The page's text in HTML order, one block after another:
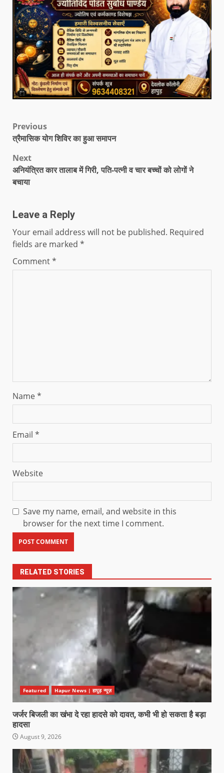
Previous
त्रैमासिक योग शिविर का हुआ समापन
Next
अनियंत्रित कार तालाब में गिरी, पति-पत्नी व चार बच्चों को लोगों ने
बचाया
Leave a Reply
Your email address will not be published. Required
fields are marked *
Comment*
Name*
Email *
Website
Save my name, email, and website in this
browser for the next time I comment.
RELATED STORIES
Featured Hapur News | हापुड़ न्यूज़
जर्जर बिजली का खंभा दे रहा हादसे को दावत, कभी भी हो सकता है बड़ा
हादसा
August 9, 2026